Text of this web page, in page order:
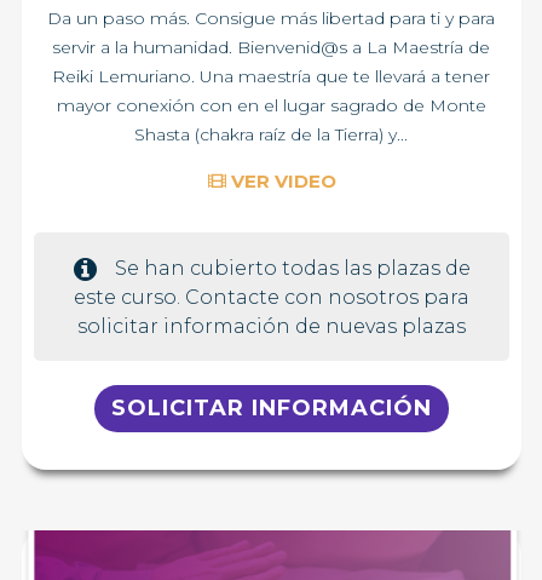
Da un paso más. Consigue más libertad para ti y para
servir a la humanidad. Bienvenid@s a La Maestría de
Reiki Lemuriano. Una maestría que te llevará a tener
mayor conexión con en el lugar sagrado de Monte
Shasta (chakra raíz de la Tierra) y...
VER VIDEO
Se han cubierto todas las plazas de
este curso. Contacte con nosotros para
solicitar información de nuevas plazas
SOLICITAR INFORMACIÓN